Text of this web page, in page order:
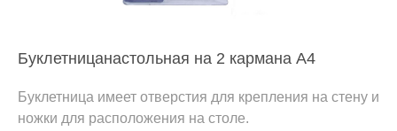
Буклетницанастольная на 2 кармана А4
Буклетница имеет отверстия для крепления на стену и
ножки для расположения на столе.